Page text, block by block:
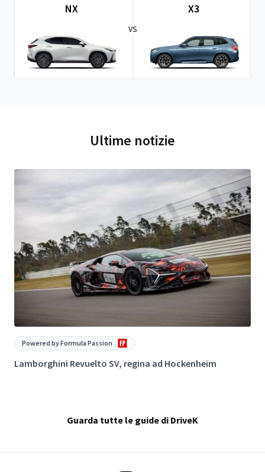
NX
VS
X3
Ultime notizie
Powered by Formula Passion
Lamborghini Revuelto SV, regina ad Hockenheim
Guarda tutte le guide di DriveK